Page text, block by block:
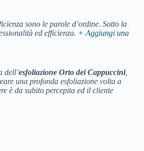
sono le parole d’ordine. Sotto la
ed efficienza. + Aggiungi una
dell’esfoliazione Orto dei Cappuccini,
una profonda esfoliazione volta a
è da subito percepita ed il cliente